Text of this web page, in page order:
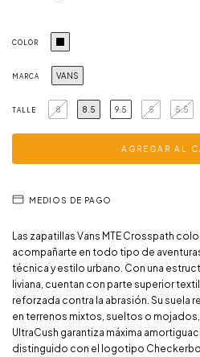
COLOR
MARCA VANS
TALLE 8 8.5 9.5 5 5.5
MEDIOS DE PAGO
Las zapatillas Vans MTE Crosspath
acompañarte en todo tipo de
técnica y estilo urbano. Con una
liviana, cuentan con parte superior
reforzada contra la abrasión. Su suela
en terrenos mixtos, sueltos o
UltraCush garantiza máxima
distinguido con el logotipo